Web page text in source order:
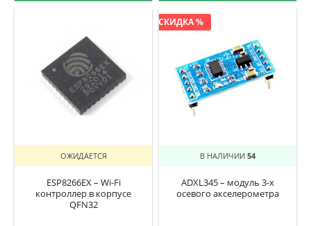
ОЖИДАЕТСЯ
ESP8266EX – Wi-Fi
контроллер в корпусе
QFN32
СКИДКА %
В НАЛИЧИИ 54
ADXL345 – модуль 3-х
осевого акселерометра